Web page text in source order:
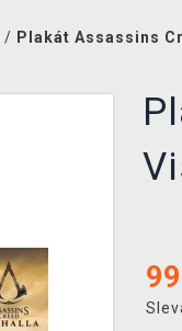
/ Plakát Assassins
99